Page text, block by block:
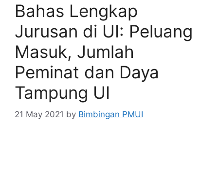
Bahas Lengkap
Jurusan di UI: Peluang
Masuk, Jumlah
Peminat dan Daya
Tampung UI
21 May 2021 by Bimbingan PMUI